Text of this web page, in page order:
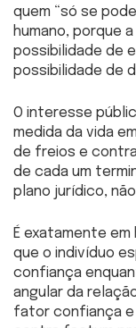
quem “só se
humano, porque
possibilidade de
possibilidade de
O interesse
medida da vida
de freios e
de cada um
plano jurídico,
É exatamente
que o indivíduo
confiança
angular da
fator confiança e